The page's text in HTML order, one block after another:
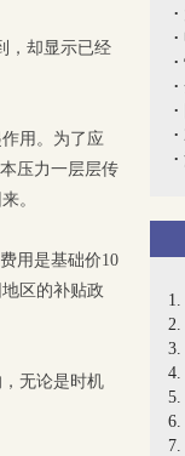
，却显示已经
用。为了应
压力一层层传
。
用是基础价10
区的补贴政
无论是时机